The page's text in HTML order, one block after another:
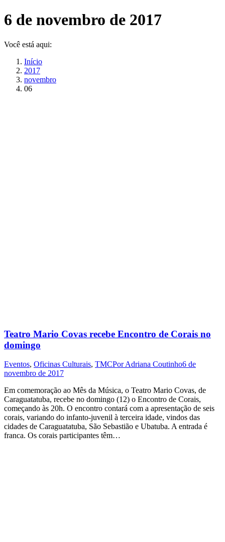
6 de novembro de 2017
Você está aqui:
Início
2017
novembro
06
Teatro Mario Covas recebe Encontro de Corais no
domingo
Eventos, Oficinas Culturais, TMCPorAdriana Coutinho6 de
novembro de 2017
Em comemoração ao Mês da Música, o Teatro Mario Covas, de
Caraguatatuba, recebe no domingo (12) o Encontro de Corais,
começando às 20h. O encontro contará com a apresentação de seis
corais, variando do infanto-juvenil à terceira idade, vindos das
cidades de Caraguatatuba, São Sebastião e Ubatuba. A entrada é
franca. Os corais participantes têm…